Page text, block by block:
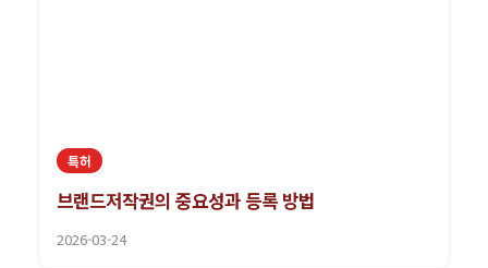
특허
브랜드저작권의 중요성과 등록 방법
2026-03-24